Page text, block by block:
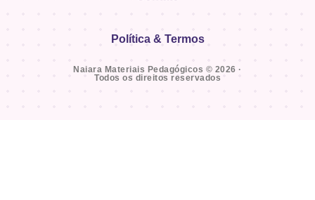
Política & Termos
Naiara Materiais Pedagógicos © 2026 ·
Todos os direitos reservados